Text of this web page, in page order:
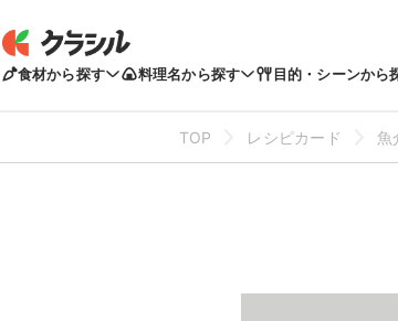
食材から探す 料理名から探す 目的・シーンから
TOP レシピカード 魚